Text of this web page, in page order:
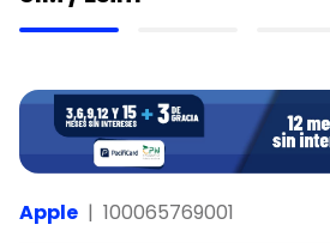
Apple | 100065769001